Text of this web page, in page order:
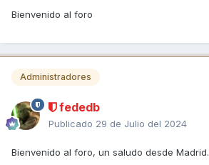
Bienvenido al foro
Administradores
fededb
Publicado 29 de Julio del 2024
Bienvenido al foro, un saludo desde Madrid.